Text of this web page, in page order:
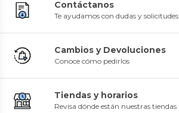
Contáctanos
Te ayudamos con dudas y solicitudes
Cambios y Devoluciones
Conoce cómo pedirlos
Tiendas y horarios
Revisa dónde están nuestras tiendas